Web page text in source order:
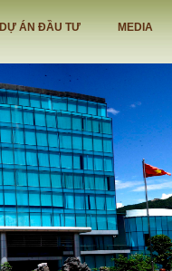
ÁN ĐẦU TƯ MEDIA